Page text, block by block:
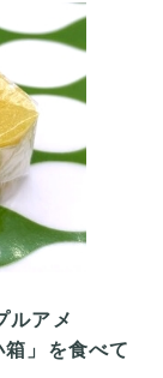
ルアメ
」を食べて